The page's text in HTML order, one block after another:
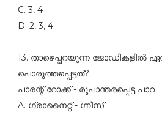
C. 3, 4
D. 2, 3, 4
13. താഴെപ്പറയുന്ന ജോഡികളില്‍
പൊരുത്തപ്പെട്ടത്‌?
പാരന്റ്‌ റോക്ക്‌ - രൂപാന്തരപ്പെട്ട പാറ
A. ഗ്രാനൈറ്റ്‌ - ഗ്നീസ്‌